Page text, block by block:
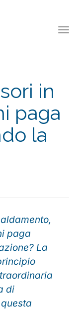
in
paga
la
paga
La
di